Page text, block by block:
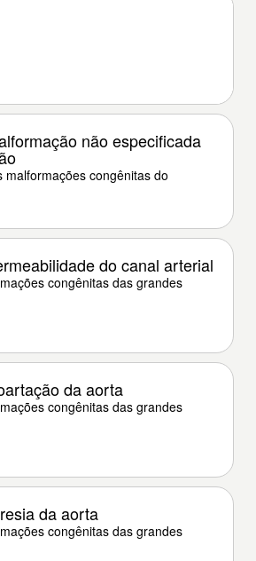
não especificada
malformações congênitas do
do canal arterial
congênitas das grandes
da aorta
congênitas das grandes
da aorta
congênitas das grandes